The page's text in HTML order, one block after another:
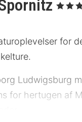
, 3
for
Ludwigsburg
for hertugen af